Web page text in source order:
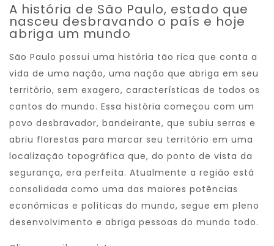
A história de São Paulo, estado que
nasceu desbravando o país e hoje
abriga um mundo
São Paulo possui uma história tão rica que conta a
vida de uma nação, uma nação que abriga em seu
território, sem exagero, características de todos os
cantos do mundo. Essa história começou com um
povo desbravador, bandeirante, que subiu serras e
abriu florestas para marcar seu território em uma
localização topográfica que, do ponto de vista da
segurança, era perfeita. Atualmente a região está
consolidada como uma das maiores potências
econômicas e políticas do mundo, segue em pleno
desenvolvimento e abriga pessoas do mundo todo.